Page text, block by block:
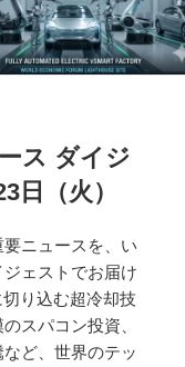
ス ダイジ
日（火）
ニュースを、い
ェストでお届け
り込む超冷却技
スパコン投資、
ど、世界のテッ